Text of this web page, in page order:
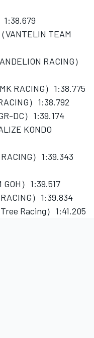
TEAM
RACING）
RACING）1:38.775
）1:38.792
DC）1:39.174
KONDO
）1:39.343
）1:39.517
）1:39.834
Racing）1:41.205